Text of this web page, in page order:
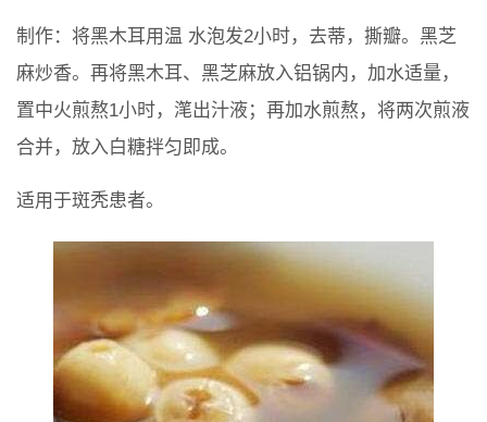
制作：将黑木耳用温 水泡发2小时，去蒂，撕瓣。黑芝
麻炒香。再将黑木耳、黑芝麻放入铝锅内，加水适量，
置中火煎熬1小时，滗出汁液；再加水煎熬，将两次煎液
合并，放入白糖拌匀即成。
适用于斑秃患者。